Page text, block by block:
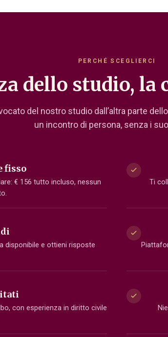
PERCHÉ SCEGLIERCI
dello studio,
del nostro studio dall’altra parte
un incontro di persona, senza i
fisso
€ 156 tutto incluso, nessun
Ti
disponibile e ottieni risposte
con esperienza in diritto civile